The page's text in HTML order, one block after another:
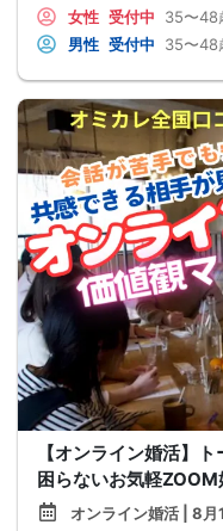
女性 受付中 35〜48
男性 受付中 35〜48
【オンライン婚活】
困らないお気軽ZOOM
オンライン婚活 | 8